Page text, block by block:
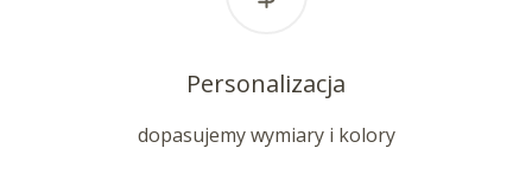
Personalizacja
dopasujemy wymiary i kolory